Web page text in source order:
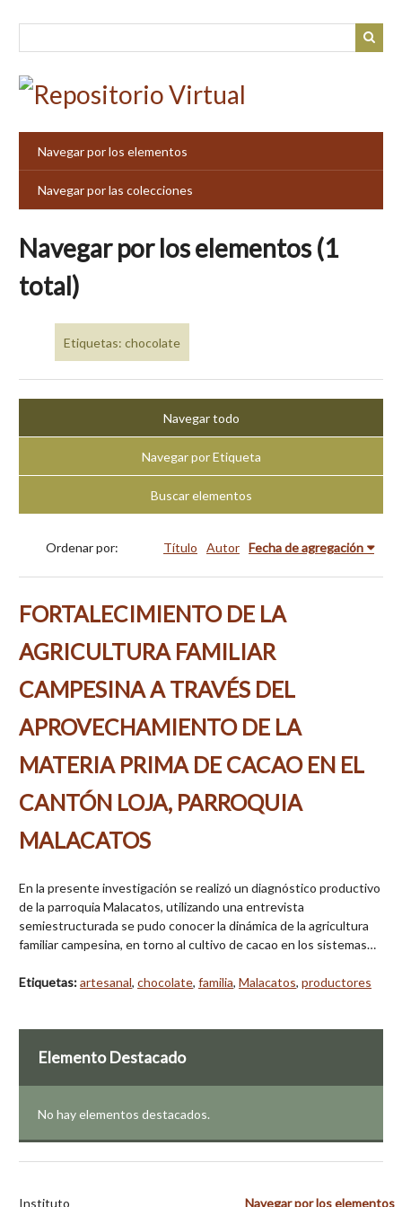
Navegar por los elementos
Navegar por las colecciones
Navegar por los elementos (1
total)
Etiquetas: chocolate
Navegar todo
Navegar por Etiqueta
Buscar elementos
Ordenar por: Título Autor Fecha de agregación
FORTALECIMIENTO DE LA
AGRICULTURA FAMILIAR
CAMPESINA A TRAVÉS DEL
APROVECHAMIENTO DE LA
MATERIA PRIMA DE CACAO EN EL
CANTÓN LOJA, PARROQUIA
MALACATOS
En la presente investigación se realizó un diagnóstico productivo
de la parroquia Malacatos, utilizando una entrevista
semiestructurada se pudo conocer la dinámica de la agricultura
familiar campesina, en torno al cultivo de cacao en los sistemas…
Etiquetas:artesanal, chocolate, familia, Malacatos, productores
Elemento Destacado
No hay elementos destacados.
Navegar por los elementos
Instituto